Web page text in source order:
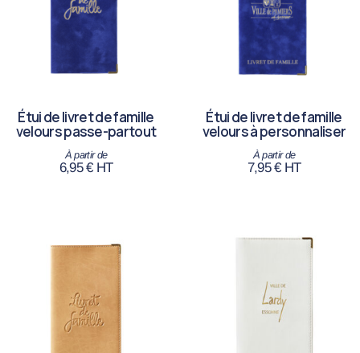
Étui de livret de famille
velours passe-partout
6,95€ HT
Étui de livret de famille
velours à personnaliser
7,95€ HT